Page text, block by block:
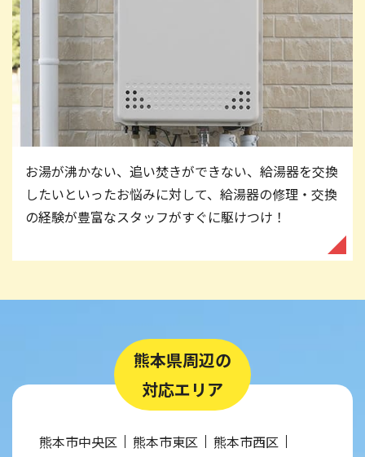
お湯が沸かない、追い焚きができない、給湯器を交換
したいといったお悩みに対して、給湯器の修理・交換
の経験が豊富なスタッフがすぐに駆けつけ！
熊本県周辺の
対応エリア
熊本市中央区 熊本市東区
熊本市西区